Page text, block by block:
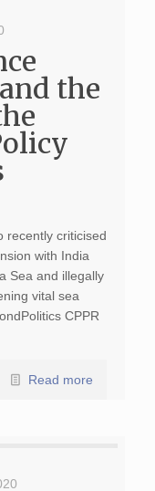
the
recently criticised
with India
Sea and illegally
vital sea
CPPR
Read more